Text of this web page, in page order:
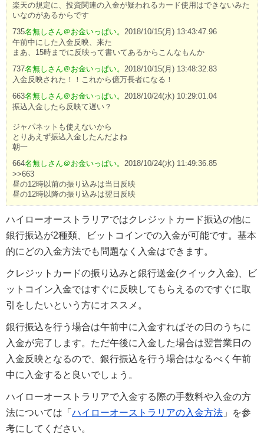
楽天の規定に、投資関連の入金が疑われるカード使用はできないみた
いなのがあるからです
735名無しさん＠お金いっぱい。 2018/10/15(月) 13:43:47.96
午前中にした入金反映、来た
まあ、15時までに反映って書いてあるからこんなもんか
737名無しさん＠お金いっぱい。 2018/10/15(月) 13:48:32.83
入金反映された！！これから億万長者になる！
663名無しさん＠お金いっぱい。 2018/10/24(水) 10:29:01.04
振込入金したら反映て遅い？
ジャパネットも使えないから
とりあえず振込入金したんだよね
朝一
664名無しさん＠お金いっぱい。 2018/10/24(水) 11:49:36.85
>>663
昼の12時以前の振り込みは当日反映
昼の12時以降の振り込みは翌日反映
ハイローオーストラリアではクレジットカード振込の他に
銀行振込が2種類、ビットコインでの入金が可能です。基本
的にどの入金方法でも問題なく入金はできます。
クレジットカードの振り込みと銀行送金(クイック入金)、ビ
ットコイン入金ではすぐに反映してもらえるのですぐに取
引をしたいという方にオススメ。
銀行振込を行う場合は午前中に入金すればその日のうちに
入金が完了します。ただ午後に入金した場合は翌営業日の
入金反映となるので、銀行振込を行う場合はなるべく午前
中に入金すると良いでしょう。
ハイローオーストラリアで入金する際の手数料や入金の方
法については「 ハイローオーストラリアの入金方法 」を参
考にしてください。